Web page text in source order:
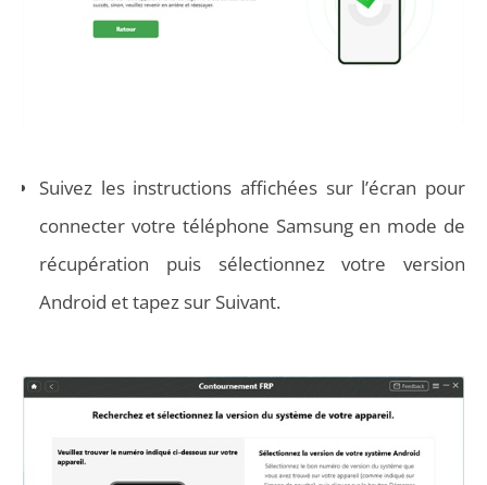
Suivez les instructions affichées sur l’écran pour
connecter votre téléphone Samsung en mode de
récupération puis sélectionnez votre version
Android et tapez sur Suivant.